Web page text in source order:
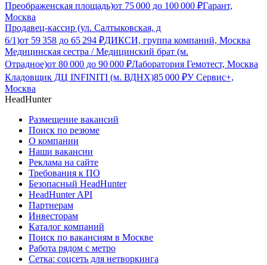
Преображенская площадь)от 75 000 до 100 000 ₽Гарант,
Москва
Продавец-кассир (ул. Салтыковская, д
6/1)от 59 358 до 65 294 ₽ДИКСИ, группа компаний, Москва
Медицинская сестра / Медицинский брат (м.
Отрадное)от 80 000 до 90 000 ₽Лаборатория Гемотест, Москва
Кладовщик ДЦ INFINITI (м. ВДНХ)85 000 ₽У Сервис+,
Москва
HeadHunter
Размещение вакансий
Поиск по резюме
О компании
Наши вакансии
Реклама на сайте
Требования к ПО
Безопасный HeadHunter
HeadHunter API
Партнерам
Инвесторам
Каталог компаний
Поиск по вакансиям в Москве
Работа рядом с метро
Сетка: соцсеть для нетворкинга